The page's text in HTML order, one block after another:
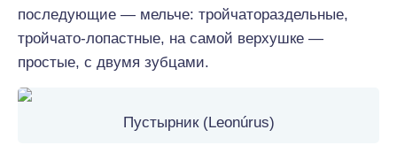
последующие — мельче: тройчатораздельные,
тройчато-лопастные, на самой верхушке —
простые, с двумя зубцами.
Пустырник (Leonúrus)